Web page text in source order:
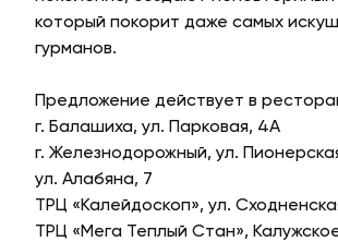
который покорит даже самых
гурманов.
Предложение действует в
г. Балашиха, ул. Парковая, 4А
г. Железнодорожный, ул.
ул. Алабяна, 7
ТРЦ «Калейдоскоп», ул.
ТРЦ «Мега Теплый Стан»,